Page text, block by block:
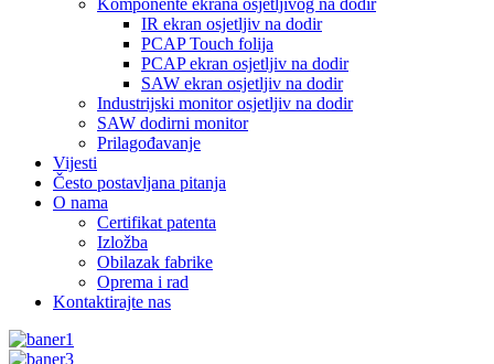
Komponente ekrana osjetljivog na dodir
IR ekran osjetljiv na dodir
PCAP Touch folija
PCAP ekran osjetljiv na dodir
SAW ekran osjetljiv na dodir
Industrijski monitor osjetljiv na dodir
SAW dodirni monitor
Prilagođavanje
Vijesti
Često postavljana pitanja
O nama
Certifikat patenta
Izložba
Obilazak fabrike
Oprema i rad
Kontaktirajte nas